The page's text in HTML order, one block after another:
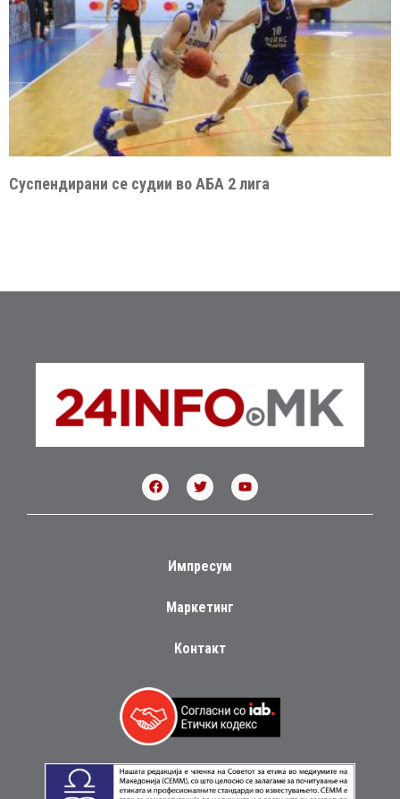
Суспендирани се судии во АБА 2 лига
Импресум
Маркетинг
Контакт